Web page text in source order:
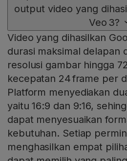
output video yang
Veo 3?
Video yang dihasilkan
durasi maksimal delapan
resolusi gambar hingga
kecepatan 24 frame per
Platform menyediakan
yaitu 16:9 dan 9:16,
dapat menyesuaikan
kebutuhan. Setiap
menghasilkan empat